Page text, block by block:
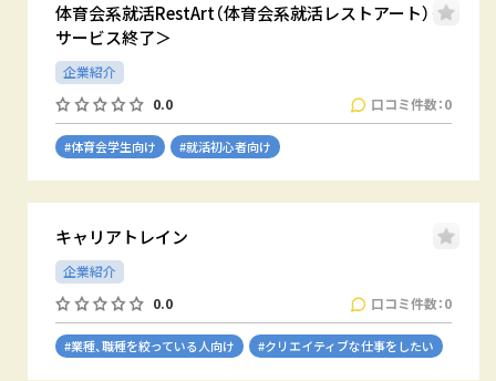
体育会系就活RestArt（体育会系就活レストアート）＜
サービス終了＞
企業紹介
0.0
口コミ件数：0
#体育会学生向け #就活初心者向け
キャリアトレイン
企業紹介
0.0
口コミ件数：0
#業種、職種を絞っている人向け #クリエイティブな仕事をしたい